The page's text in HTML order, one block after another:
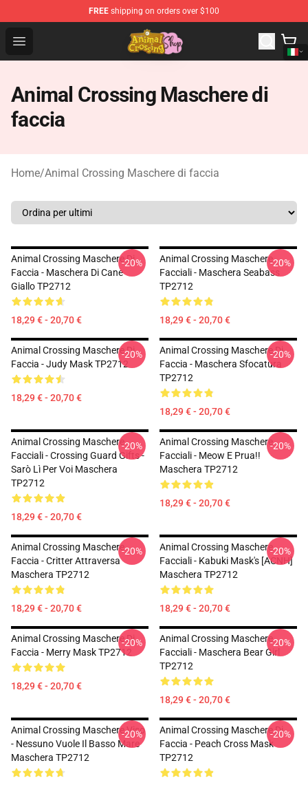
FREE shipping on orders over $100
Open menu
Animal Crossing Shop - Official Animal Crossing
Animal Crossing Maschere di
faccia
Home/Animal Crossing Maschere di faccia
Animal Crossing Maschere Di
Faccia - Maschera Di Cane
Giallo TP2712
18,29 € - 20,70 €
-20%
Animal Crossing Maschere
Facciali - Maschera Seabass
TP2712
18,29 € - 20,70 €
-20%
Animal Crossing Maschere Di
Faccia - Judy Mask TP2712
18,29 € - 20,70 €
-20%
Animal Crossing Maschere Di
Faccia - Maschera Sfocatura
TP2712
18,29 € - 20,70 €
-20%
Animal Crossing Maschere
Facciali - Crossing Guard Gifts -
Sarò Lì Per Voi Maschera
TP2712
18,29 € - 20,70 €
-20%
Animal Crossing Maschere
Facciali - Meow E Prua!!
Maschera TP2712
18,29 € - 20,70 €
-20%
Animal Crossing Maschere
Faccia - Critter Attraversa
Maschera TP2712
18,29 € - 20,70 €
-20%
Animal Crossing Maschere
Facciali - Kabuki Mask's [ACNH]
Maschera TP2712
18,29 € - 20,70 €
-20%
Animal Crossing Maschere Di
Faccia - Merry Mask TP2712
18,29 € - 20,70 €
-20%
Animal Crossing Maschere
Facciali - Maschera Bear Girl
TP2712
18,29 € - 20,70 €
-20%
Animal Crossing Maschere Viso
- Nessuno Vuole Il Basso Mare
Maschera TP2712
-20%
Animal Crossing Maschere Di
Faccia - Peach Cross Mask
TP2712
-20%